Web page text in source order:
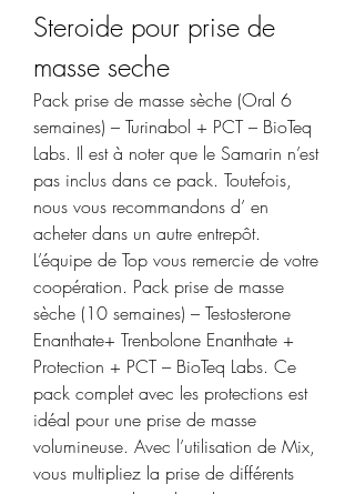
Steroide pour prise de
masse seche
Pack prise de masse sèche (Oral 6
semaines) – Turinabol + PCT – BioTeq
Labs. Il est à noter que le Samarin n’est
pas inclus dans ce pack. Toutefois,
nous vous recommandons d’ en
acheter dans un autre entrepôt.
L’équipe de Top vous remercie de votre
coopération. Pack prise de masse
sèche (10 semaines) – Testosterone
Enanthate+ Trenbolone Enanthate +
Protection + PCT – BioTeq Labs. Ce
pack complet avec les protections est
idéal pour une prise de masse
volumineuse. Avec l’utilisation de Mix,
vous multipliez la prise de différents